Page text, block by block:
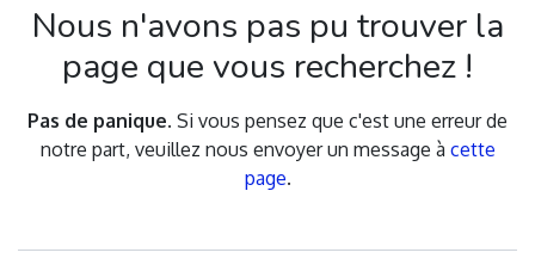
Erreur 404
Nous n'avons pas pu trouver la
page que vous recherchez !
Pas de panique. Si vous pensez que c'est une erreur de
notre part, veuillez nous envoyer un message à cette
page.